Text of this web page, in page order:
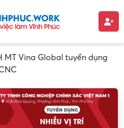
MT Vina Global tuyển dụng